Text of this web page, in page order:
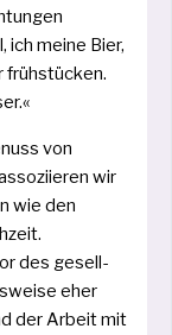
ich mei­ne Bier,
früh­stü­cken.
von
wir
wie den
des gesell­
eher
der Arbeit mit